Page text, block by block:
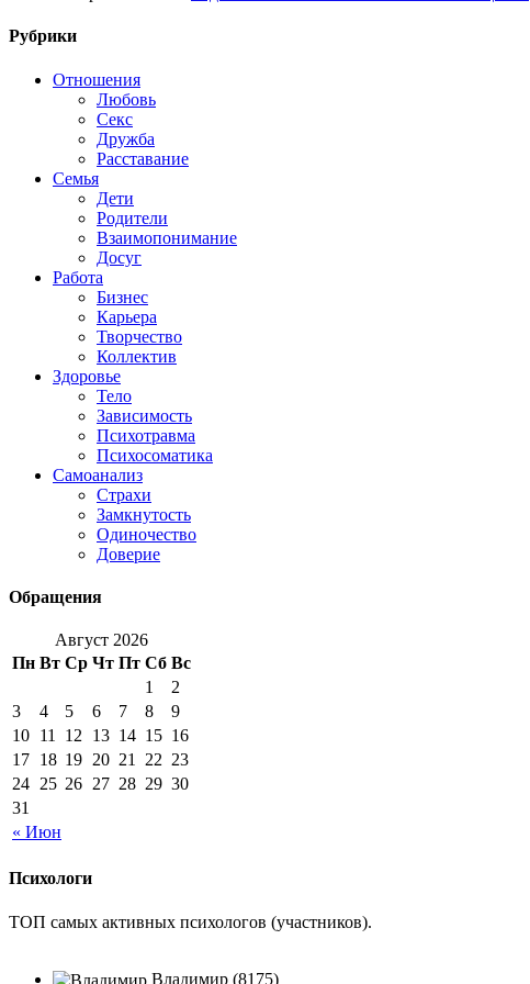
Рубрики
Отношения
Любовь
Секс
Дружба
Расставание
Семья
Дети
Родители
Взаимопонимание
Досуг
Работа
Бизнес
Карьера
Творчество
Коллектив
Здоровье
Тело
Зависимость
Психотравма
Психосоматика
Самоанализ
Страхи
Замкнутость
Одиночество
Доверие
Обращения
Август 2026
Пн Вт Ср Чт Пт Сб Вс
« Июн
1
2
3
4 5 6 7 8
9
10 11 12 13 14 15 16
17 18 19 20 21 22 23
24 25 26 27 28 29 30
31
Психологи
ТОП самых активных психологов (участников).
Владимир (8175)